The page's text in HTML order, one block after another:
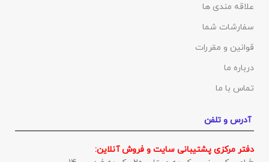
علاقه مندی ها
سفارشات شما
قوانین و مقررات
درباره ما
تماس با ما
آدرس و تلفن
دفتر مرکزی پشتیبانی سایت و فروش آنلاین: